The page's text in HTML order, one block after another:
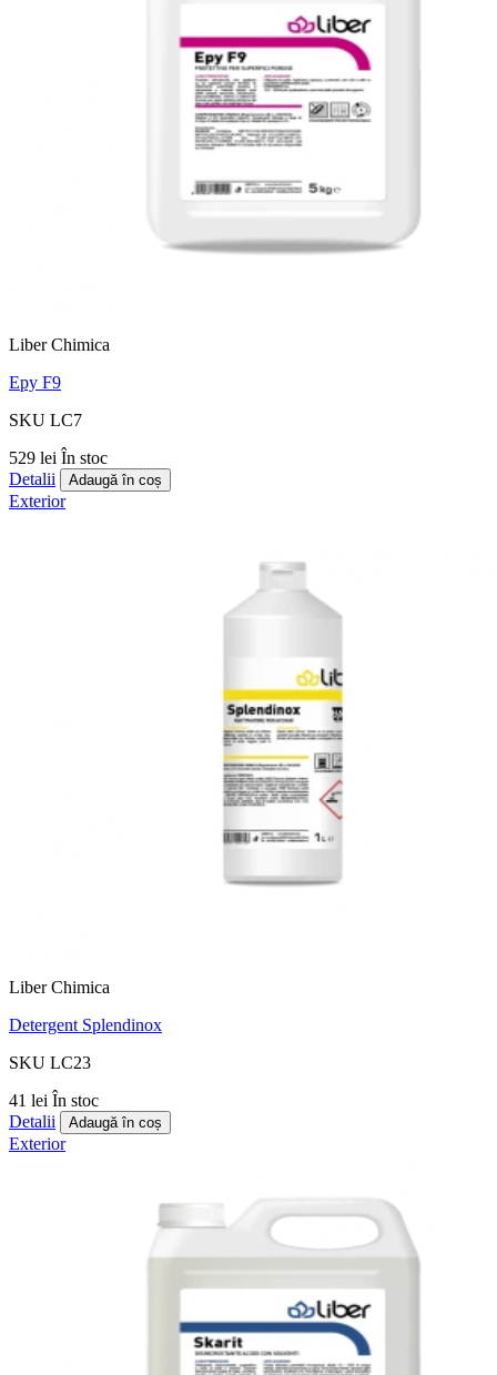
Liber Chimica
Epy F9
SKU LC7
529 lei În stoc
Detalii
Adaugă în coș
Exterior
Liber Chimica
Detergent Splendinox
SKU LC23
41 lei În stoc
Detalii
Adaugă în coș
Exterior